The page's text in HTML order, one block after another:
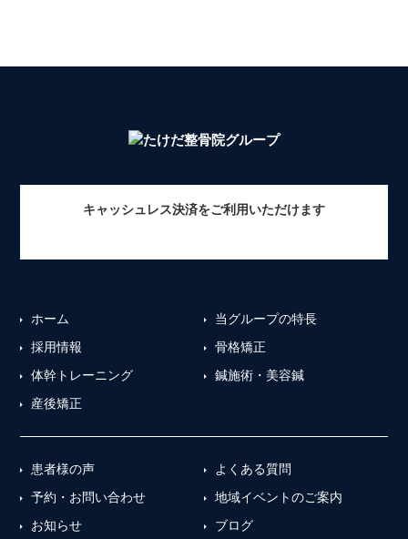
キャッシュレス決済をご利用いただけます
ホーム
当グループの特長
採用情報
骨格矯正
体幹トレーニング
鍼施術・美容鍼
産後矯正
患者様の声
よくある質問
予約・お問い合わせ
地域イベントのご案内
お知らせ
ブログ